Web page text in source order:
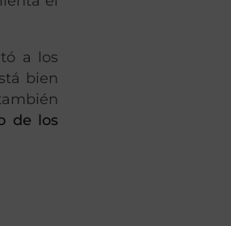
a los
bien
de los